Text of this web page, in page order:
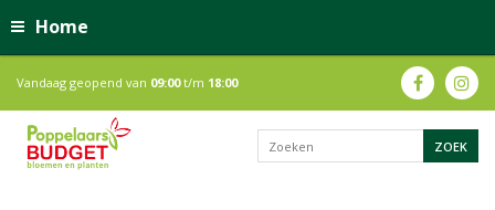
Home
Vandaag geopend van 09:00t/m 18:00